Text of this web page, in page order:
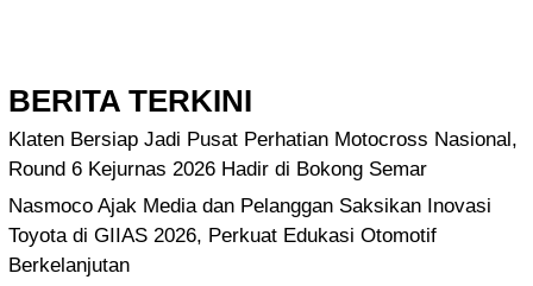
BERITA TERKINI
Klaten Bersiap Jadi Pusat Perhatian Motocross Nasional,
Round 6 Kejurnas 2026 Hadir di Bokong Semar
Nasmoco Ajak Media dan Pelanggan Saksikan Inovasi
Toyota di GIIAS 2026, Perkuat Edukasi Otomotif
Berkelanjutan